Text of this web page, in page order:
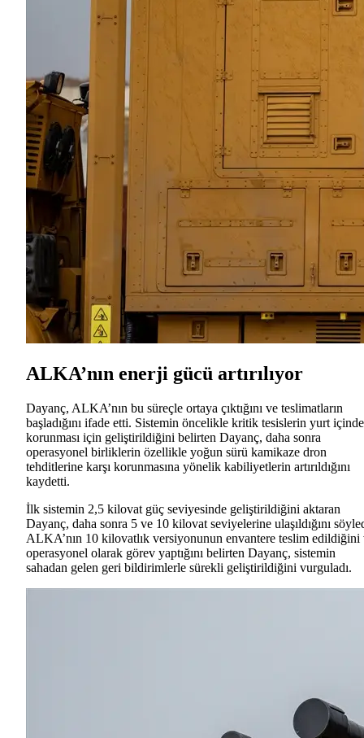
ALKA’nın enerji gücü artırılıyor
Dayanç, ALKA’nın bu süreçle ortaya çıktığını ve teslimatların
başladığını ifade etti. Sistemin öncelikle kritik tesislerin yurt içinde
korunması için geliştirildiğini belirten Dayanç, daha sonra
operasyonel birliklerin özellikle yoğun sürü kamikaze dron
tehditlerine karşı korunmasına yönelik kabiliyetlerin artırıldığını
kaydetti.
İlk sistemin 2,5 kilovat güç seviyesinde geliştirildiğini aktaran
Dayanç, daha sonra 5 ve 10 kilovat seviyelerine ulaşıldığını
ALKA’nın 10 kilovatlık versiyonunun envantere teslim edildiğini
operasyonel olarak görev yaptığını belirten Dayanç, sistemin
sahadan gelen geri bildirimlerle sürekli geliştirildiğini vurguladı.